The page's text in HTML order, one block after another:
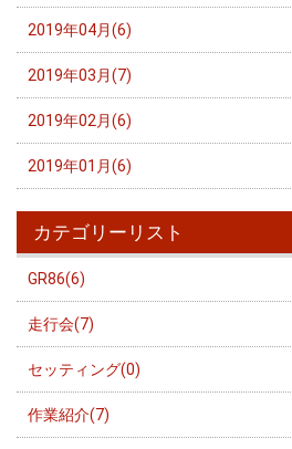
2019年04月(6)
2019年03月(7)
2019年02月(6)
2019年01月(6)
カテゴリーリスト
GR86(6)
走行会(7)
セッティング(0)
作業紹介(7)